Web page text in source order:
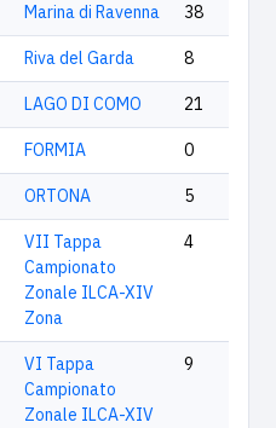
Marina di Ravenna 38
Riva del Garda 8
LAGO DI COMO 21
FORMIA 0
ORTONA 5
VII Tappa
Campionato
Zonale ILCA-XIV
Zona
4
VI Tappa
Campionato
Zonale ILCA-XIV
9